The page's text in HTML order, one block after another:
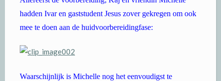
hadden Ivar en gaststudent Jesus zover gekregen om ook
mee te doen aan de huidvoorbereidingfase:
Waarschijnlijk is Michelle nog het eenvoudigst te